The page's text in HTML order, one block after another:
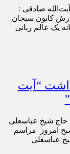
صادقی :
کانون سبحان
یک عالم ربانی
“آیت
حاج شیخ عباسعلی
امروز مراسم
عباسعلی